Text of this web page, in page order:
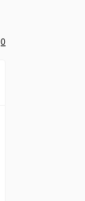
0